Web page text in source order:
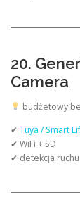
20.
Camera
budżetowy
✔ Tuya / Smart
✔ WiFi + SD
✔ detekcja ruchu